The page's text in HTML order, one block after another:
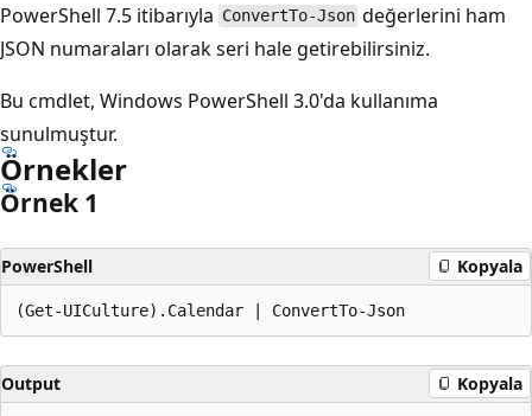
PowerShell 7.5 itibarıyla ConvertTo-Json değerlerini ham
JSON numaraları olarak seri hale getirebilirsiniz.
Bu cmdlet, Windows PowerShell 3.0'da kullanıma
sunulmuştur.
Örnekler
Örnek 1
PowerShell Kopyala
Output Kopyala